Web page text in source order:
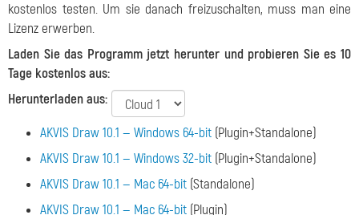
kostenlos testen. Um sie danach freizuschalten, muss man eine
Lizenz erwerben.
Laden Sie das Programm jetzt herunter und probieren Sie es 10
Tage kostenlos aus:
Herunterladen aus:
AKVIS Draw 10.1 — Windows 64-bit (Plugin+Standalone)
AKVIS Draw 10.1 — Windows 32-bit (Plugin+Standalone)
AKVIS Draw 10.1 — Mac 64-bit (Standalone)
AKVIS Draw 10.1 — Mac 64-bit (Plugin)